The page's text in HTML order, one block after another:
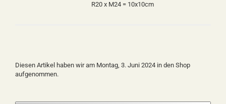
R20 x M24 = 10x10cm
Diesen Artikel haben wir am Montag, 3. Juni 2024 in den Shop
aufgenommen.